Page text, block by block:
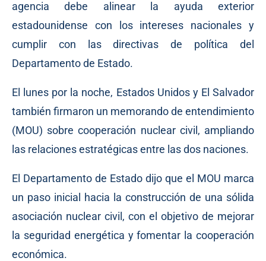
agencia debe alinear la ayuda exterior
estadounidense con los intereses nacionales y
cumplir con las directivas de política del
Departamento de Estado.
El lunes por la noche, Estados Unidos y El Salvador
también firmaron un memorando de entendimiento
(MOU) sobre cooperación nuclear civil, ampliando
las relaciones estratégicas entre las dos naciones.
El Departamento de Estado dijo que el MOU marca
un paso inicial hacia la construcción de una sólida
asociación nuclear civil, con el objetivo de mejorar
la seguridad energética y fomentar la cooperación
económica.